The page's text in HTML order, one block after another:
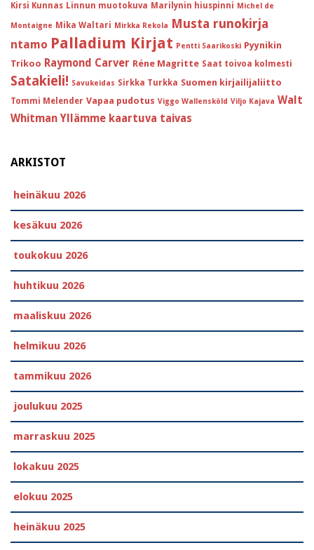
Kirsi Kunnas Linnun muotokuva Marilynin hiuspinni Michel de
Montaigne Mika Waltari Mirkka Rekola Musta runokirja
ntamo Palladium Kirjat Pentti Saarikoski Pyynikin
Trikoo Raymond Carver Réne Magritte Saat toivoa kolmesti
Satakieli! Savukeidas Sirkka Turkka Suomen kirjailijaliitto
Tommi Melender Vapaa pudotus Viggo Wallensköld Viljo Kajava Walt
Whitman Yllämme kaartuva taivas
ARKISTOT
heinäkuu 2026
kesäkuu 2026
toukokuu 2026
huhtikuu 2026
maaliskuu 2026
helmikuu 2026
tammikuu 2026
joulukuu 2025
marraskuu 2025
lokakuu 2025
elokuu 2025
heinäkuu 2025